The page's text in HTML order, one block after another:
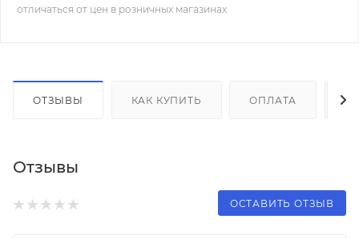
отличаться от цен в розничных магазинах
ОТЗЫВЫ КАК КУПИТЬ ОПЛАТА
Отзывы
ОСТАВИТЬ ОТЗЫВ